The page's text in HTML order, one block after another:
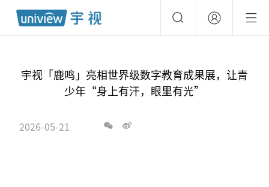
宇视「鹿鸣」亮相世界级数字教育成果展，让青
少年“身上有汗，眼里有光”
2026-05-21